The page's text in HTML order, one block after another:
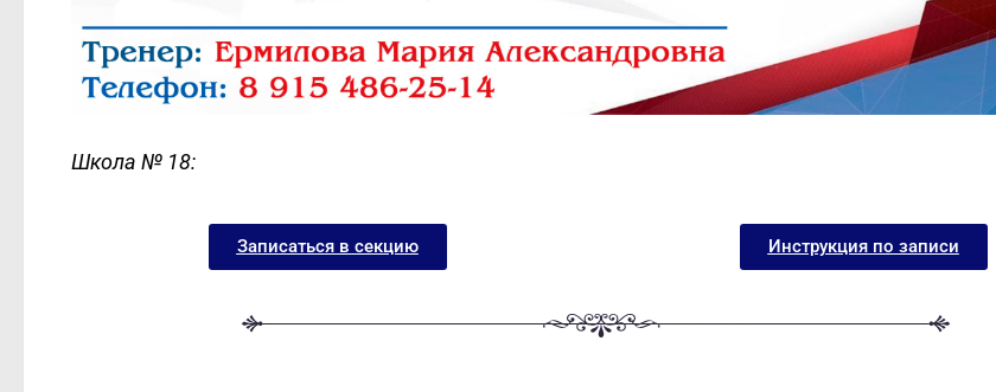
Школа № 18:
Записаться в секцию Инструкция по записи